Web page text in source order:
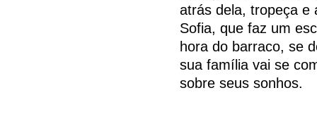
atrás dela, tropeça e
Sofia, que faz um
hora do barraco, se
sua família vai se
sobre seus sonhos.